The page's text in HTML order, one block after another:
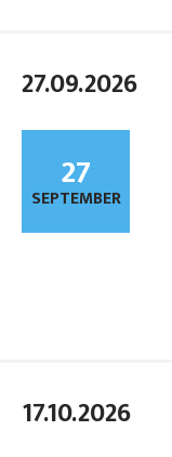
27.09.2026
27
SEPTEMBER
17.10.2026